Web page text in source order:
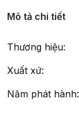
Mô tả chi tiết
Thương
Xuất xứ:
Năm phát